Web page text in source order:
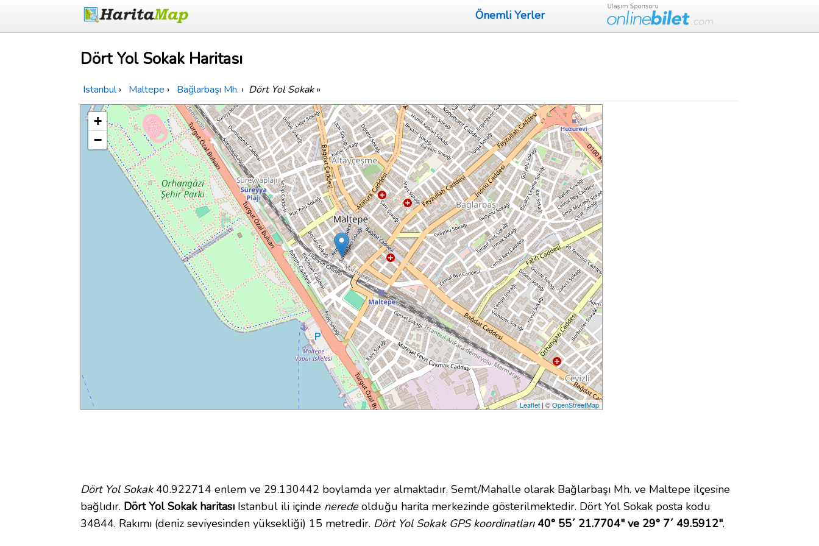
Önemli Yerler
Dört Yol Sokak Haritası
Istanbul › Maltepe › Bağlarbaşı Mh. › Dört Yol Sokak»
+
−
Leaflet| ©OpenStreetMap
Dört Yol Sokak40.922714 enlem ve 29.130442 boylamda yer almaktadır. Semt/Mahalle olarak Bağlarbaşı Mh. ve Maltepe ilçesine
bağlıdır. Dört Yol Sokak haritası Istanbul ili içinde neredeolduğu harita merkezinde gösterilmektedir. Dört Yol Sokak posta kodu
34844. Rakımı (deniz seviyesinden yüksekliği) 15 metredir. Dört Yol Sokak GPS koordinatları 40° 55´ 21.7704" ve 29° 7´ 49.5912".